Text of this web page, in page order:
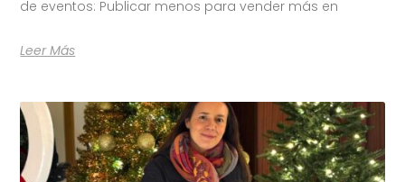
de eventos: Publicar menos para vender más en
Leer Más